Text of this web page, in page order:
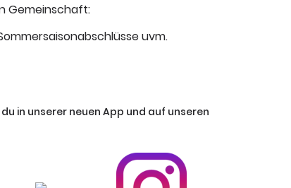
Gemeinschaft:
uvm.
in unserer neuen App und auf unseren